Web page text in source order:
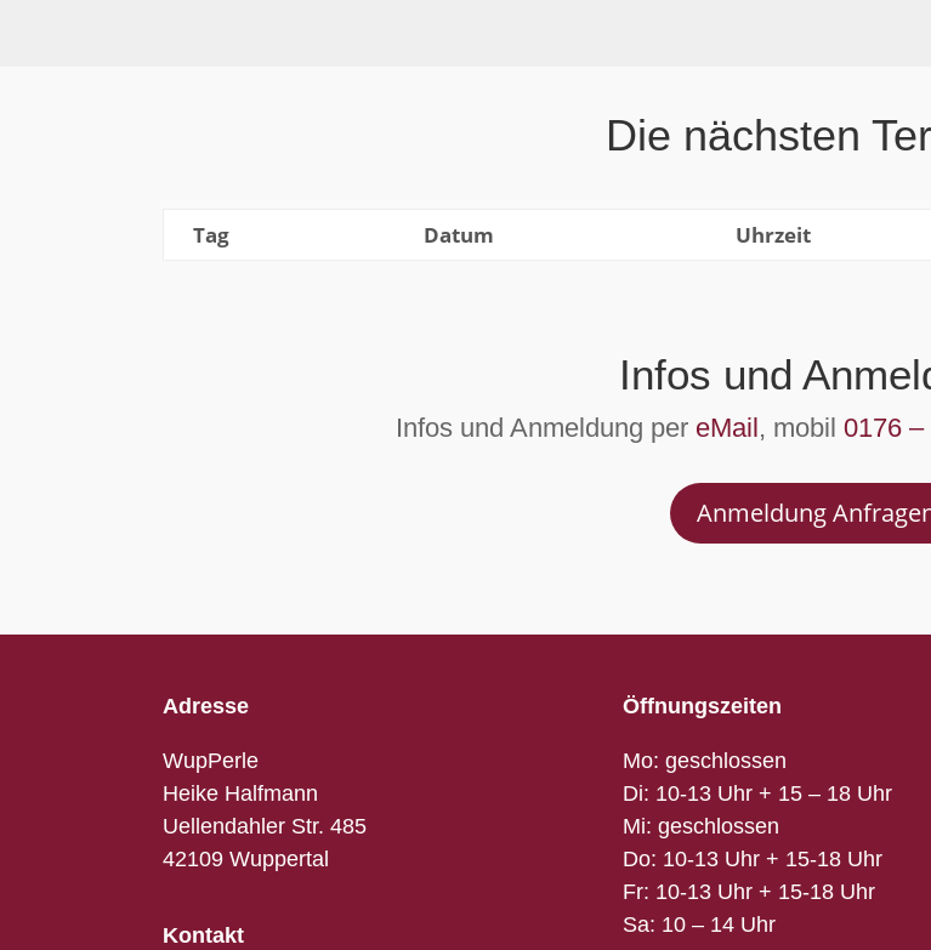
Die nächsten
Tag Datum Uhrzeit
Infos und
Infos und Anmeldung per eMail, mobil 0176 –
Anmeldung
Adresse
WupPerle
Heike Halfmann
Uellendahler Str. 485
42109 Wuppertal
Kontakt
Öffnungszeiten
Mo: geschlossen
Di: 10-13 Uhr + 15 – 18 Uhr
Mi: geschlossen
Do: 10-13 Uhr + 15-18 Uhr
Fr: 10-13 Uhr + 15-18 Uhr
Sa: 10 – 14 Uhr